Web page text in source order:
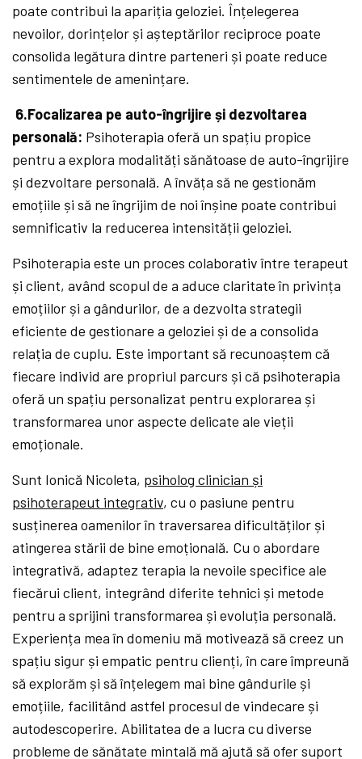
poate contribui la apariția geloziei. Înțelegerea
nevoilor, dorințelor și așteptărilor reciproce poate
consolida legătura dintre parteneri și poate reduce
sentimentele de amenințare.
6.Focalizarea pe auto-îngrijire și dezvoltarea
personală: Psihoterapia oferă un spațiu propice
pentru a explora modalități sănătoase de auto-îngrijire
și dezvoltare personală. A învăța să ne gestionăm
emoțiile și să ne îngrijim de noi înșine poate contribui
semnificativ la reducerea intensității geloziei.
Psihoterapia este un proces colaborativ între terapeut
și client, având scopul de a aduce claritate în privința
emoțiilor și a gândurilor, de a dezvolta strategii
eficiente de gestionare a geloziei și de a consolida
relația de cuplu. Este important să recunoaștem că
fiecare individ are propriul parcurs și că psihoterapia
oferă un spațiu personalizat pentru explorarea și
transformarea unor aspecte delicate ale vieții
emoționale.
Sunt Ionică Nicoleta, psiholog clinician și
psihoterapeut integrativ, cu o pasiune pentru
susținerea oamenilor în traversarea dificultăților și
atingerea stării de bine emoțională. Cu o abordare
integrativă, adaptez terapia la nevoile specifice ale
fiecărui client, integrând diferite tehnici și metode
pentru a sprijini transformarea și evoluția personală.
Experiența mea în domeniu mă motivează să creez un
spațiu sigur și empatic pentru clienți, în care împreună
să explorăm și să înțelegem mai bine gândurile și
emoțiile, facilitând astfel procesul de vindecare și
autodescoperire. Abilitatea de a lucra cu diverse
probleme de sănătate mintală mă ajută să ofer suport